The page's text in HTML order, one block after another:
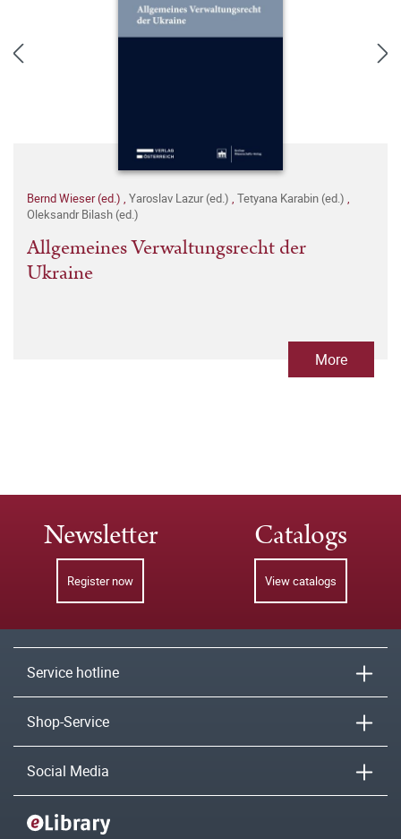
Bernd Wieser (ed.) , Yaroslav Lazur (ed.) , Tetyana Karabin (ed.) ,
Oleksandr Bilash (ed.)
Allgemeines Verwaltungsrecht der
Ukraine
More
Newsletter
Register now
Catalogs
View catalogs
Service hotline
Shop-Service
Social Media